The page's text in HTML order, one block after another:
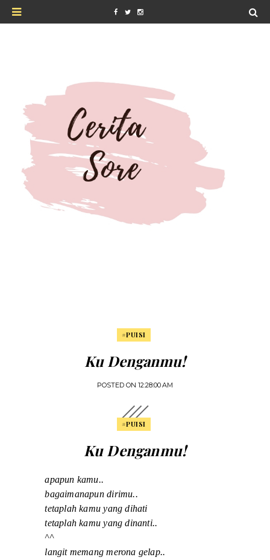
#PUISI
Ku Denganmu!
POSTED ON 12:28:00 AM
#PUISI
Ku Denganmu!
apapun kamu..
bagaimanapun dirimu..
tetaplah kamu yang dihati
tetaplah kamu yang dinanti..
^^
langit memang merona gelap..